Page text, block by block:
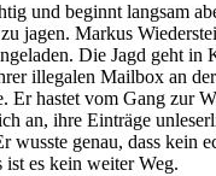
und beginnt langsam
jagen. Markus
Die Jagd geht
illegalen Mailbox an
Er hastet vom Gang
an, ihre Einträge
genau, dass kein
es kein weiter Weg.